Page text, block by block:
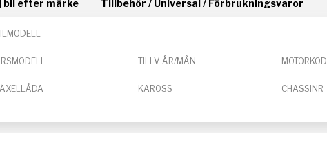
bil efter märke Tillbehör / Universal / Förbrukningsvaror
TILLV. ÅR/MÅN MOTORKOD
KAROSS CHASSINR